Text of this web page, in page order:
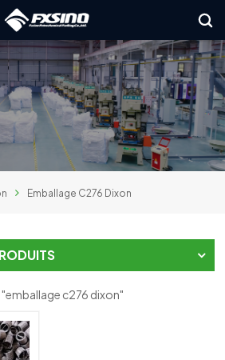
Emballage C276 Dixon
c276 dixon"